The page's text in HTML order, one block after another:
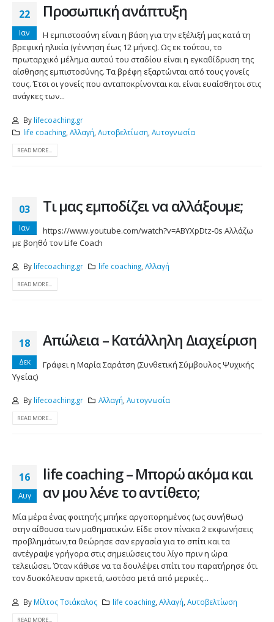
22
Ιαν
Προσωπική ανάπτυξη
Η εμπιστοσύνη είναι η βάση για την εξέλιξή μας κατά τη
βρεφική ηλικία (γέννηση έως 12 μήνες). Ως εκ τούτου, το
πρωταρχικό μέλημα αυτού του σταδίου είναι η εγκαθίδρυση της
αίσθησης εμπιστοσύνης. Τα βρέφη εξαρτώνται από τους γονείς
τους. Έτσι οι γονείς που ανταποκρίνονται και είναι ευαίσθητοι στις
ανάγκες των...
By lifecoaching.gr
life coaching, Αλλαγή Αυτοβελτίωση Αυτογνωσία
READ MORE...
03
Ιαν
Τι μας εμποδίζει να αλλάξουμε;
https://www.youtube.com/watch?v=ABYXpDtz-0s Αλλάζω
με βοηθό τον Life Coach
By lifecoaching.gr life coaching ,Αλλαγή
READ MORE...
18
Δεκ
Απώλεια – Κατάλληλη Διαχείριση
Γράφει η Μαρία Σαράτση (Συνθετική Σύμβουλος Ψυχικής
Υγείας)
By lifecoaching.gr Αλλαγή,Αυτογνωσία
READ MORE...
16
Αυγ
life coaching – Μπορώ ακόμα και
αν μου λένε το αντίθετο;
Μία μέρα ένας φοιτητής μπήκε αργοπορημένος (ως συνήθως)
στην αίθουσα των μαθηματικών. Είδε στον πίνακα 2 εκφωνήσεις
προβλημάτων,τα θεώρησε σαν εργασία για το σπίτι και τα
αντέγραψε γρήγορα στις σημειώσεις του λίγο πριν η ώρα
τελειώσει. Όταν κάθισε να τα δουλέψει σπίτι του παρατήρησε ότι
τον δυσκόλευαν αρκετά, ωστόσο μετά από μερικές...
By Μίλτος Τσιάκαλος life coaching ,Αλλαγή ,Αυτοβελτίωση
READ MORE...